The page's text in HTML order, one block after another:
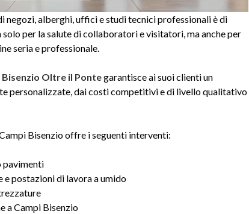
negozi, alberghi, uffici e studi tecnici professionali è di
per la salute di collaboratori e visitatori, ma anche per
seria e professionale.
Bisenzio Oltre il Pontegarantisce ai suoi clienti un
personalizzate, dai costi competitivi e di livello qualitativo
Bisenzio offre i seguenti interventi:
pavimenti
e postazioni di lavora a umido
a Campi Bisenzio